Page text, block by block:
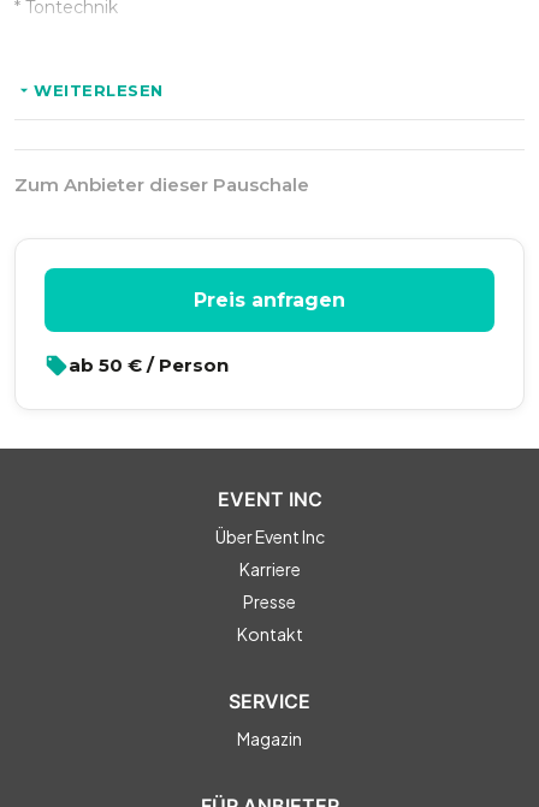
* Tontechnik
WEITERLESEN
Zum Anbieter dieser Pauschale
Preis anfragen
ab 50 € / Person
EVENT INC
Über Event Inc
Karriere
Presse
Kontakt
SERVICE
Magazin